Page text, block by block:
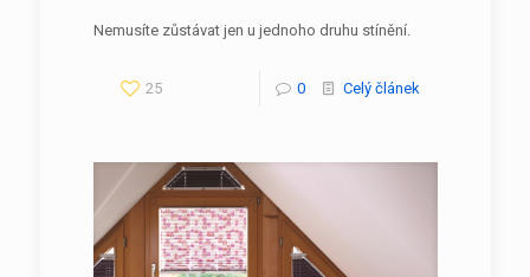
Nemusíte zůstávat jen u jednoho druhu stínění.
25 0 Celý článek